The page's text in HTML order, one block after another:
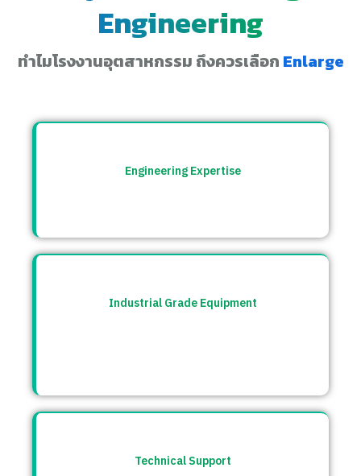
Engineering
ทำไมโรงงานอุตสาหกรรม ถึงควรเลือก Enlarge
Engineering Expertise
Industrial Grade Equipment
Technical Support